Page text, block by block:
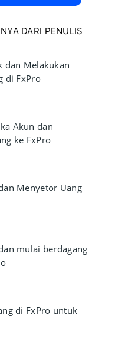
DARI PENULIS
dan Melakukan
di FxPro
Akun dan
ke FxPro
Menyetor Uang
mulai berdagang
di FxPro untuk